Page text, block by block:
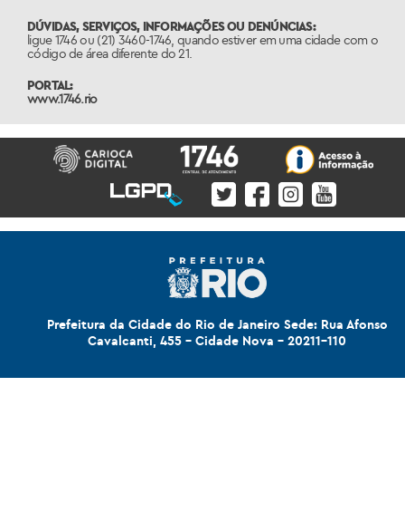
DÚVIDAS, SERVIÇOS, INFORMAÇÕES OU DENÚNCIAS:
ligue 1746 ou (21) 3460-1746, quando estiver em uma cidade com o
código de área diferente do 21.
PORTAL:
www.1746.rio
Prefeitura da Cidade do Rio de Janeiro Sede: Rua Afonso
Cavalcanti, 455 - Cidade Nova - 20211-110